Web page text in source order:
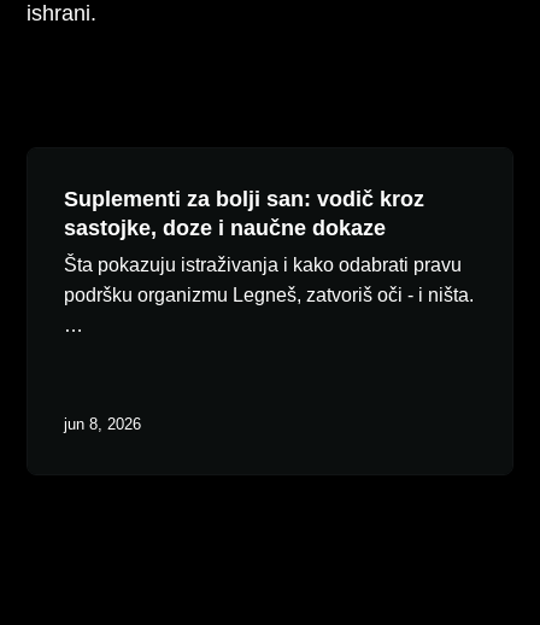
ishrani.
Suplementi za bolji san: vodič kroz
sastojke, doze i naučne dokaze
Šta pokazuju istraživanja i kako odabrati pravu
podršku organizmu Legneš, zatvoriš oči - i ništa.
…
jun 8, 2026